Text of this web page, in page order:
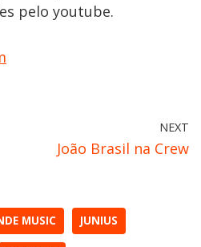
pelo youtube.
NEXT
João Brasil na Crew
MUSIC JUNIUS